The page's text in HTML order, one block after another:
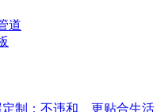
道
制：不违和、更贴合生活